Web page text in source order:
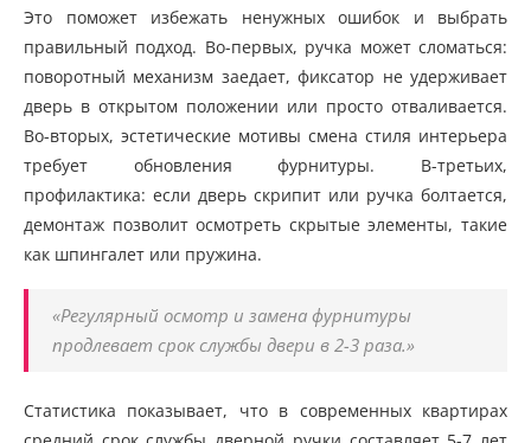
Это поможет избежать ненужных ошибок и выбрать
правильный подход. Во-первых, ручка может сломаться:
поворотный механизм заедает, фиксатор не удерживает
дверь в открытом положении или просто отваливается.
Во-вторых, эстетические мотивы смена стиля интерьера
требует обновления фурнитуры. В-третьих,
профилактика: если дверь скрипит или ручка болтается,
демонтаж позволит осмотреть скрытые элементы, такие
как шпингалет или пружина.
«Регулярный осмотр и замена фурнитуры
продлевает срок службы двери в 2-3 раза.»
Статистика показывает, что в современных квартирах